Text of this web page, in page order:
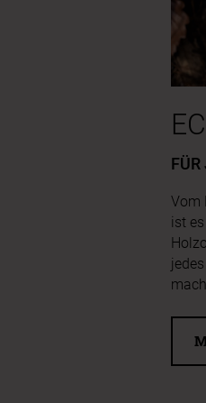
FÜR
Vom
ist